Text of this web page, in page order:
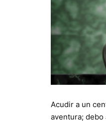
Acudir a un
aventura;